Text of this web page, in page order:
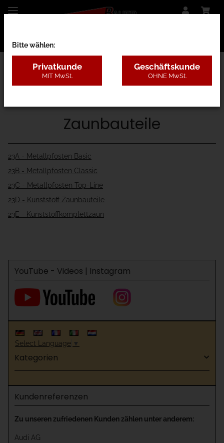
Startseite
Zaunbauteile
23A - Metallpfosten Basic
23B - Metallpfosten Classic
23C - Metallpfosten Top-Line
23D - Kunststoff Zaunbauteile
23E - Kunststoffkomplettzaun
YouTube - Videos | Instagram
Select Language ▼
Kategorien
Kundenreferenzen
Zu unseren zufriedenen Kunden zählen unter anderem:
Audi AG
Bitte wählen:
Privatkunde
MIT MwSt.
Geschäftskunde
OHNE MwSt.